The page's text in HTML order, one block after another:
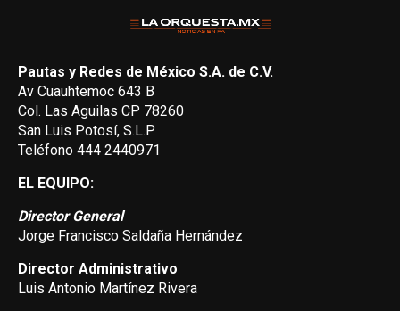
Pautas y Redes de México S.A. de C.V.
Av Cuauhtemoc 643 B
Col. Las Aguilas CP 78260
San Luis Potosí, S.L.P.
Teléfono 444 2440971
EL EQUIPO:
Director General
Jorge Francisco Saldaña Hernández
Director Administrativo
Luis Antonio Martínez Rivera